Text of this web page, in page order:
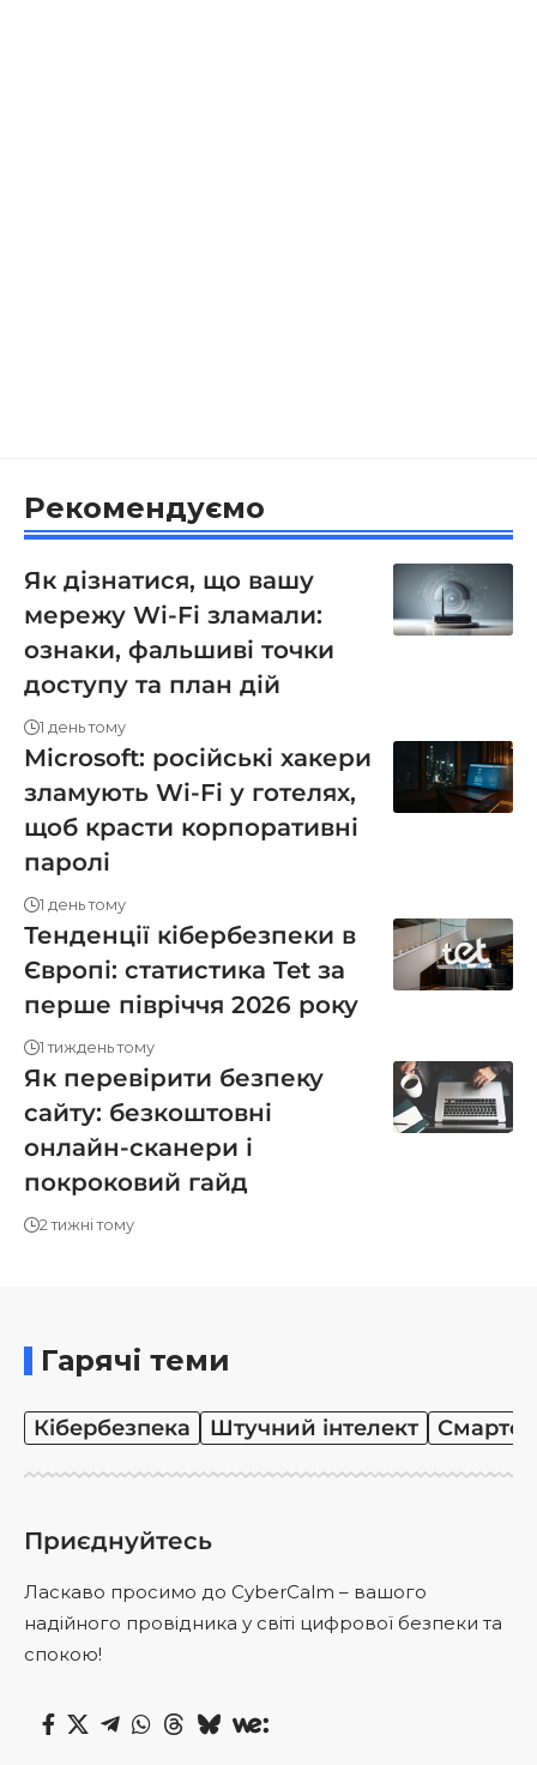
Рекомендуємо
Як дізнатися, що вашу
мережу Wi-Fi зламали:
ознаки, фальшиві точки
доступу та план дій
1 день тому
Microsoft: російські хакери
зламують Wi-Fi у готелях,
щоб красти корпоративні
паролі
1 день тому
Тенденції кібербезпеки в
Європі: статистика Tet за
перше півріччя 2026 року
1 тиждень тому
Як перевірити безпеку
сайту: безкоштовні
онлайн-сканери і
покроковий гайд
2 тижні тому
Гарячі теми
Кібербезпека Штучний інтелект
Приєднуйтесь
Ласкаво просимо до CyberCalm – вашого
надійного провідника у світі цифрової безпеки та
спокою!